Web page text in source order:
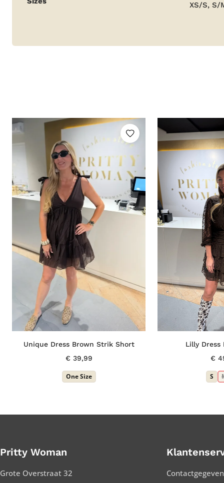
informatie
XS/S, S/
Unique Dress Brown Strik Short
€ 39,99
One Size
Lilly Dress
€
S
Pritty Woman
Grote Overstraat 32